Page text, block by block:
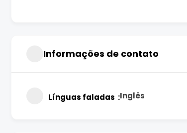
Informações de contato
Línguas faladas Inglês